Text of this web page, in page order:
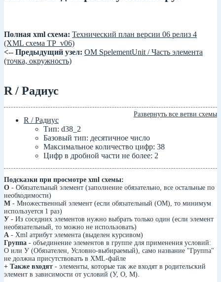
Полная xml схема: Технический план версии 06 релиз 4
(XML схема TP_v06)
<-- Предыдущий узел: ОМ SpelementUnit / Часть элемента
(точка, окружность)
R / Радиус
Развернуть все ветви схемы
R / Радиус
Тип: d38_2
Базовый тип: десятичное число
Максимальное количество цифр: 38
Цифр в дробной части не более: 2
Подсказки при просмотре xml схемы:
О - Обязательный элемент (заполнение обязательно, все остальные по
необходимости)
М - Множественный элемент (если обязательный (ОМ), то минимум
используется 1 раз)
У - Из соседних элементов нужно выбрать только один (если элемент
необязательный, то можно не использовать)
А - Xml атрибут элемента (выделен курсивом)
Группа - объединение элементов в группе для применения условий:
О или У (Обязателен, Условно-выбираемый), само название "Группа"
не должна присутствовать в XML-файле
+ Также входят - элементы, которые так же входят в родительский
элемент в зависимости от условий (У, О, М).